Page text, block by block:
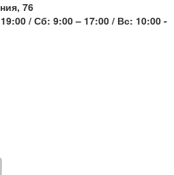
76
/ Сб: 9:00 – 17:00 / Вс: 10:00 -